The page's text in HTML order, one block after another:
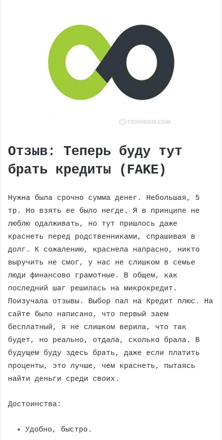
Отзыв: Теперь буду тут
брать кредиты (FAKE)
Нужна была срочно сумма денег. Небольшая, 5
тр. Но взять ее было негде. Я в принципе не
люблю одалживать, но тут пришлось даже
краснеть перед родственниками, спрашивая в
долг. К сожалению, краснела напрасно, никто
выручить не смог, у нас не слишком в семье
люди финансово грамотные. В общем, как
последний шаг решилась на микрокредит.
Поизучала отзывы. Выбор пал на Кредит плюс. На
сайте было написано, что первый заем
бесплатный, я не слишком верила, что так
будет, но реально, отдала, сколько брала. В
будущем буду здесь брать, даже если платить
проценты, это лучше, чем краснеть, пытаясь
найти деньги среди своих.
Достоинства:
Удобно, быстро.